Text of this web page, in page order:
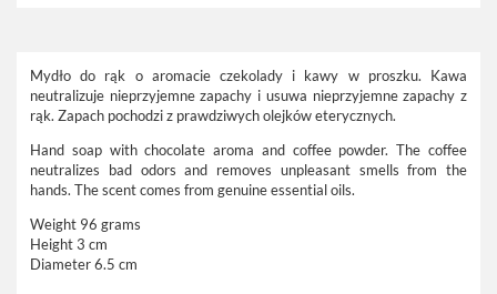
Mydło do rąk o aromacie czekolady i kawy w proszku. Kawa
neutralizuje nieprzyjemne zapachy i usuwa nieprzyjemne zapachy z
rąk. Zapach pochodzi z prawdziwych olejków eterycznych.
Hand soap with chocolate aroma and coffee powder. The coffee
neutralizes bad odors and removes unpleasant smells from the
hands. The scent comes from genuine essential oils.
Weight 96 grams
Height 3 cm
Diameter 6.5 cm